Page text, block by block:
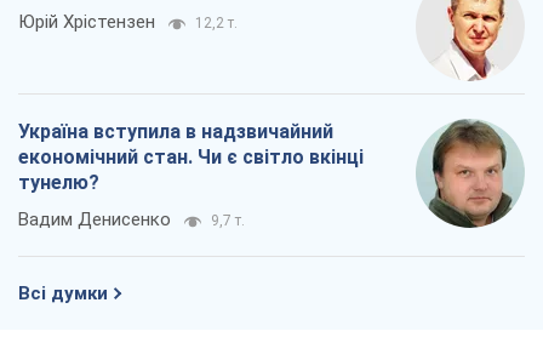
Юрій Хрістензен 12,2 т.
Україна вступила в надзвичайний
економічний стан. Чи є світло вкінці
тунелю?
Вадим Денисенко 9,7 т.
Всі думки